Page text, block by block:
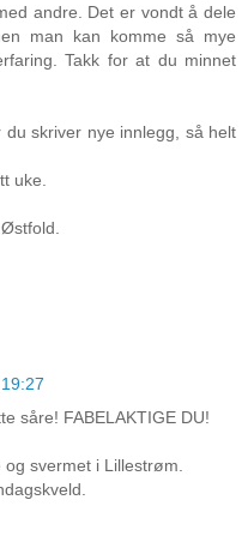
andre. Det er vondt å dele
man kan komme så mye
Takk for at du minnet
skriver nye innlegg, så helt
uke.
såre! FABELAKTIGE DU!
svermet i Lillestrøm.